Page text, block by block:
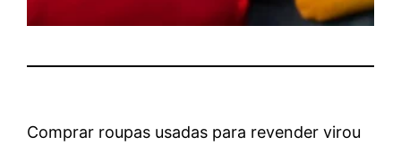
Comprar roupas usadas para revender virou